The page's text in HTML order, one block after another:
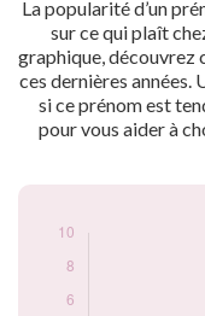
La popularité d’un
sur ce qui plaît
graphique, découvrez
ces dernières années.
si ce prénom est
pour vous aider à
Popularité du
2013
5
2018
5
2019
5
2020
10
2021
5
2022
5